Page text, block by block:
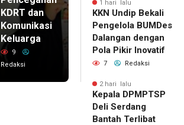
KDRT dan
Komunikasi
Keluarga
9
Redaksi
1 hari lalu
KKN Undip Bekali
Pengelola BUMDes
Dalangan dengan
Pola Pikir Inovatif
7 Redaksi
2 hari lalu
Kepala DPMPTSP
Deli Serdang
Bantah Terlibat